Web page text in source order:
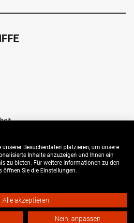
Besucherdaten platzieren, um unsere
Inhalte anzuzeigen und Ihnen ein
zu bieten. Für weitere Informationen zu den
öffnen Sie die Einstellungen.
Alle akzeptieren
Nein, anpassen